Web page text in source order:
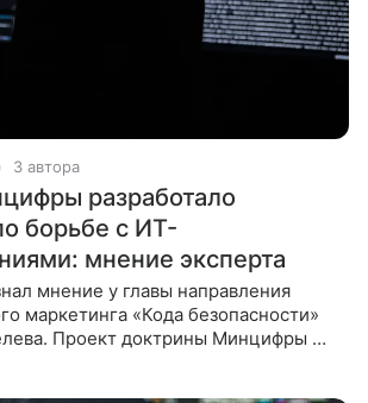
3 автора
разработало
борьбе с ИТ-
мнение эксперта
мнение у главы направления
маркетинга «Кода безопасности»
Проект доктрины Минцифры по